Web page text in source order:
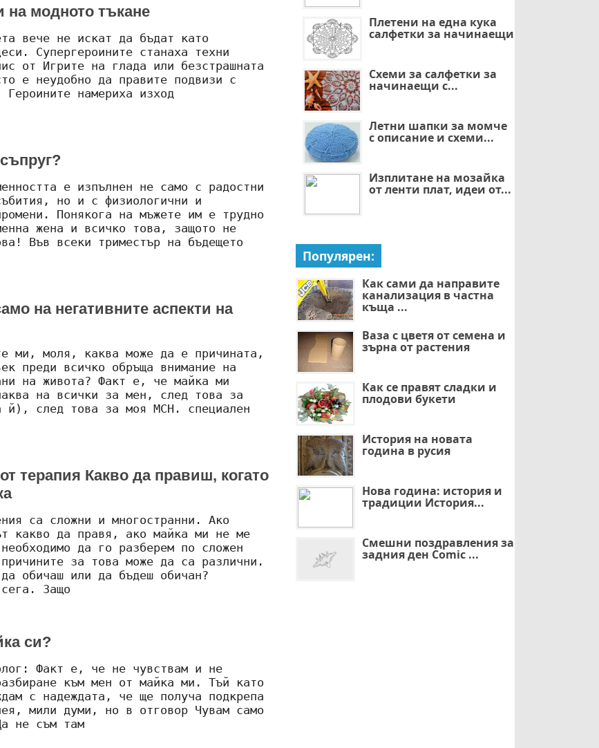
на модното тъкане
вече не искат да бъдат като
Супергероините станаха техни
от Игрите на глада или безстрашната
е неудобно да правите подвизи с
Героините намериха изход
е изпълнен не само с радостни
но и с физиологични и
Понякога на мъжете им е трудно
жена и всичко това, защото не
Във всеки триместър на бъдещето
на негативните аспекти на
ми, моля, каква може да е причината,
преди всичко обръща внимание на
на живота? Факт е, че майка ми
на всички за мен, след това за
й), след това за моя MCH. специален
терапия Какво да правиш, когато
са сложни и многостранни. Ако
какво да правя, ако майка ми не ме
да го разберем по сложен
за това може да са различни.
обичаш или да бъдеш обичан?
Защо
си?
Факт е, че не чувствам и не
към мен от майка ми. Тъй като
с надеждата, че ще получа подкрепа
мили думи, но в отговор Чувам само
не съм там
Плетени на една кука
салфетки за начинаещи
Схеми за салфетки за
начинаещи с...
Летни шапки за момче
с описание и схеми...
Изплитане на мозайка
от ленти плат, идеи от...
Популярен:
Как сами да направите
канализация в частна
къща ...
Ваза с цветя от семена и
зърна от растения
Как се правят сладки и
плодови букети
История на новата
година в русия
Нова година: история и
традиции История...
Смешни поздравления за
задния ден Comic ...